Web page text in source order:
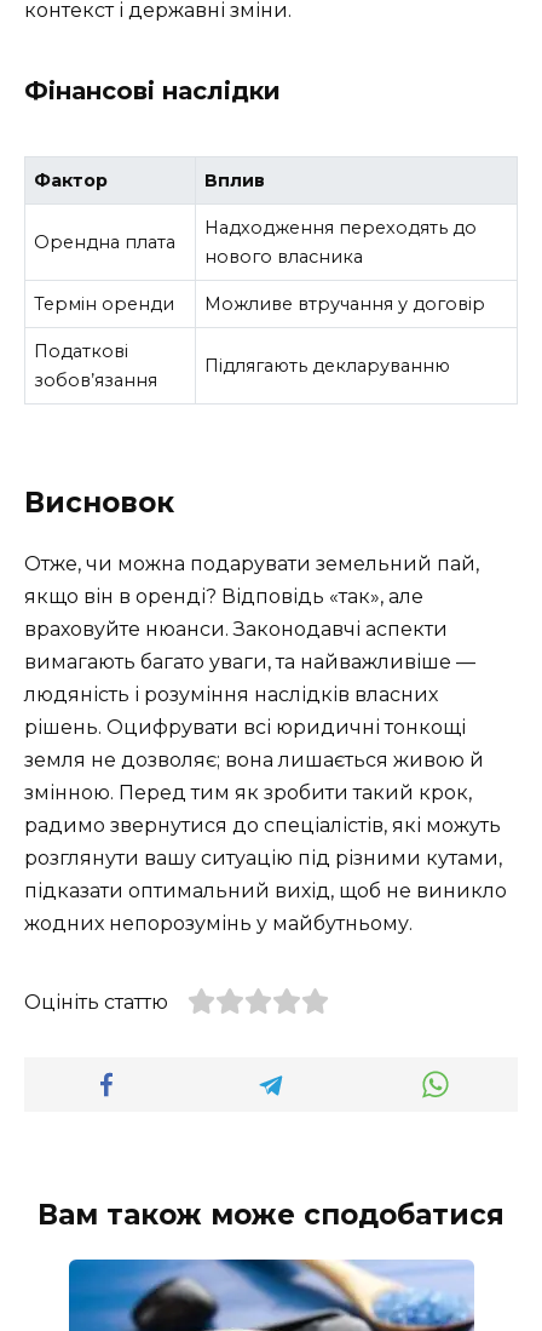
контекст і державні зміни.
Фінансові наслідки
Фактор Вплив
Орендна плата
Надходження переходять до
нового власника
Термін оренди Можливе втручання у договір
Податкові
зобов’язання
Підлягають декларуванню
Висновок
Отже, чи можна подарувати земельний пай,
якщо він в оренді? Відповідь «так», але
враховуйте нюанси. Законодавчі аспекти
вимагають багато уваги, та найважливіше —
людяність і розуміння наслідків власних
рішень. Оцифрувати всі юридичні тонкощі
земля не дозволяє; вона лишається живою й
змінною. Перед тим як зробити такий крок,
радимо звернутися до спеціалістів, які можуть
розглянути вашу ситуацію під різними кутами,
підказати оптимальний вихід, щоб не виникло
жодних непорозумінь у майбутньому.
Оцініть статтю
Вам також може сподобатися